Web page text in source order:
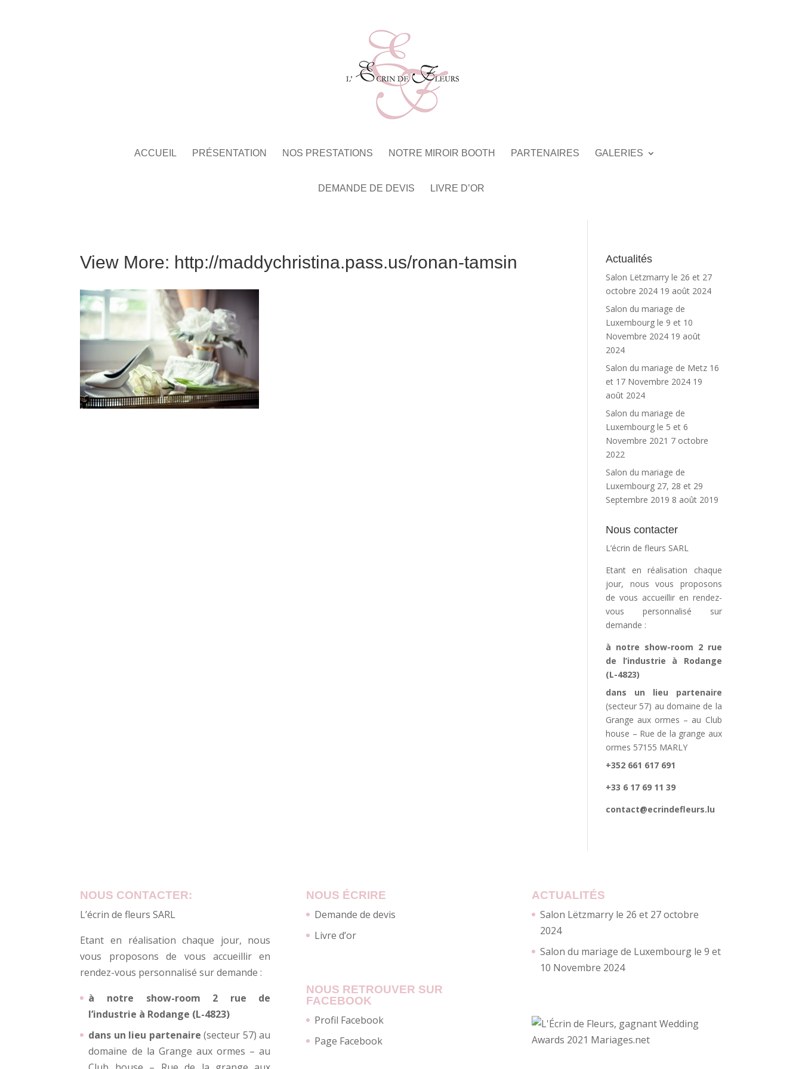
ACCUEIL PRÉSENTATION NOS PRESTATIONS NOTRE MIROIR BOOTH PARTENAIRES GALERIES
DEMANDE DE DEVIS LIVRE D’OR
View More: http://maddychristina.pass.us/ronan-tamsin Actualités
Salon Lëtzmarry le 26 et 27
octobre 2024 19 août 2024
Salon du mariage de
Luxembourg le 9 et 10
Novembre 2024 19 août
2024
Salon du mariage de Metz 16
et 17 Novembre 2024 19
août 2024
Salon du mariage de
Luxembourg le 5 et 6
Novembre 2021 7 octobre
2022
Salon du mariage de
Luxembourg 27, 28 et 29
Septembre 2019 8 août 2019
Nous contacter
L’écrin de fleurs SARL
Etant en réalisation chaque
jour, nous vous proposons
de vous accueillir en rendez-
vous personnalisé sur
demande :
à notre show-room 2 rue
de l’industrie à Rodange
(L-4823)
dans un lieu partenaire
(secteur 57) au domaine de la
Grange aux ormes – au Club
house – Rue de la grange aux
ormes 57155 MARLY
+352 661 617 691
+33 6 17 69 11 39
contact@ecrindefleurs.lu
NOUS CONTACTER:
L’écrin de fleurs SARL
Etant en réalisation chaque jour, nous
vous proposons de vous accueillir en
rendez-vous personnalisé sur demande :
à notre show-room 2 rue de
l’industrie à Rodange (L-4823)
dans un lieu partenaire (secteur 57) au
domaine de la Grange aux ormes – au
NOUS ÉCRIRE
Demande de devis
Livre d’or
NOUS RETROUVER SUR
FACEBOOK
Profil Facebook
Page Facebook
ACTUALITÉS
Salon Lëtzmarry le 26 et 27 octobre
2024
Salon du mariage de Luxembourg le 9 et
10 Novembre 2024